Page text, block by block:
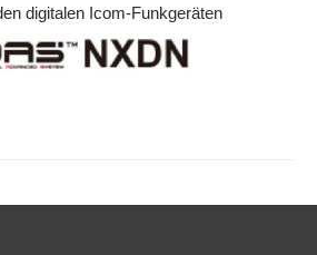
digitalen Icom-Funkgeräten